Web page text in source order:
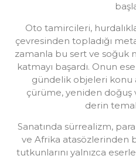
Oto tamircileri,
çevresinden topladığı
zamanla bu sert ve soğuk
katmayı başardı. Onun
gündelik objeleri konu
çürüme, yeniden doğuş
derin
Sanatında sürrealizm,
ve Afrika atasözlerinden
tutkunlarını yalnızca